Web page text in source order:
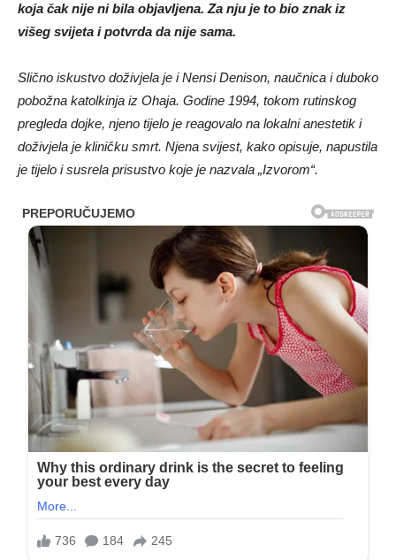
koja čak nije ni bila objavljena. Za nju je to bio znak iz
višeg svijeta i potvrda da nije sama.
Slično iskustvo doživjela je i Nensi Denison, naučnica i duboko
pobožna katolkinja iz Ohaja. Godine 1994, tokom rutinskog
pregleda dojke, njeno tijelo je reagovalo na lokalni anestetik i
doživjela je kliničku smrt. Njena svijest, kako opisuje, napustila
je tijelo i susrela prisustvo koje je nazvala „Izvorom“.